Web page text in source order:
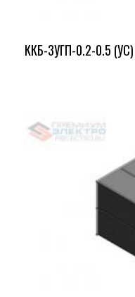
ККБ-3УГП-0.2-0.5 (УС)